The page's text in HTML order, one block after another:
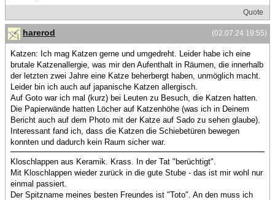
Quote
(02.07.24 19:55)
harerod
Katzen: Ich mag Katzen gerne und umgedreht. Leider habe ich eine
brutale Katzenallergie, was mir den Aufenthalt in Räumen, die innerhalb
der letzten zwei Jahre eine Katze beherbergt haben, unmöglich macht.
Leider bin ich auch auf japanische Katzen allergisch.
Auf Goto war ich mal (kurz) bei Leuten zu Besuch, die Katzen hatten.
Die Papierwände hatten Löcher auf Katzenhöhe (was ich in Deinem
Bericht auch auf dem Photo mit der Katze auf Sado zu sehen glaube).
Interessant fand ich, dass die Katzen die Schiebetüren bewegen
konnten und dadurch kein Raum sicher war.
Kloschlappen aus Keramik. Krass. In der Tat "berüchtigt".
Mit Kloschlappen wieder zurück in die gute Stube - das ist mir wohl nur
einmal passiert.
Der Spitzname meines besten Freundes ist "Toto". An den muss ich